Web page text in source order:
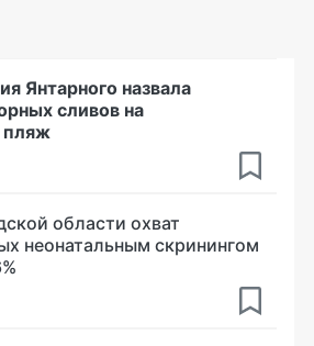
Янтарного назвала
сливов на
пляж
области охват
неонатальным скринингом